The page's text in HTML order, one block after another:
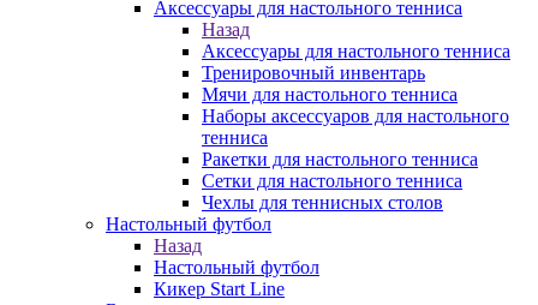
Аксессуары для настольного тенниса
Назад
Аксессуары для настольного тенниса
Тренировочный инвентарь
Мячи для настольного тенниса
Наборы аксессуаров для настольного
тенниса
Ракетки для настольного тенниса
Сетки для настольного тенниса
Чехлы для теннисных столов
Настольный футбол
Назад
Настольный футбол
Кикер Start Line